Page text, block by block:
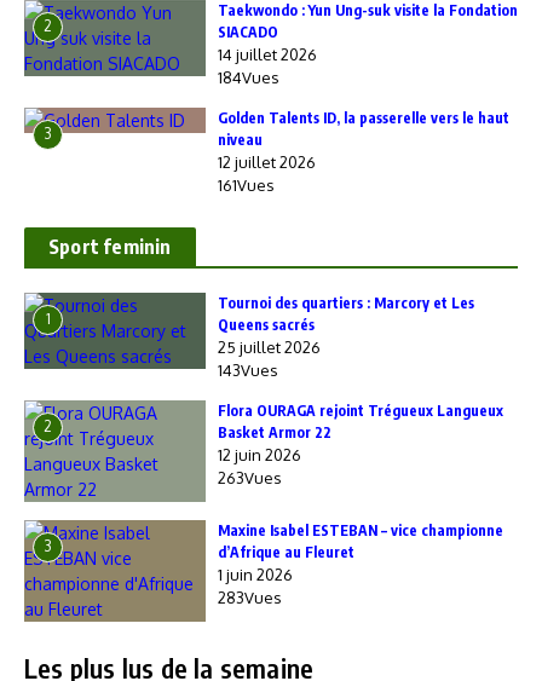
2
Taekwondo : Yun Ung-suk visite la Fondation
SIACADO
14 juillet 2026
184Vues
3
Golden Talents ID, la passerelle vers le haut
niveau
12 juillet 2026
161Vues
Sport feminin
1
‎Tournoi des quartiers : Marcory et Les
Queens sacrés
25 juillet 2026
143Vues
2
Flora OURAGA rejoint Trégueux Langueux
Basket Armor 22
12 juin 2026
263Vues
3
Maxine Isabel ESTEBAN – vice championne
d’Afrique au Fleuret
1 juin 2026
283Vues
Les plus lus de la semaine